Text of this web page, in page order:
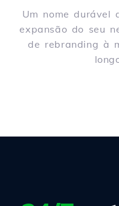
Um nome durável
expansão do seu
de rebranding à